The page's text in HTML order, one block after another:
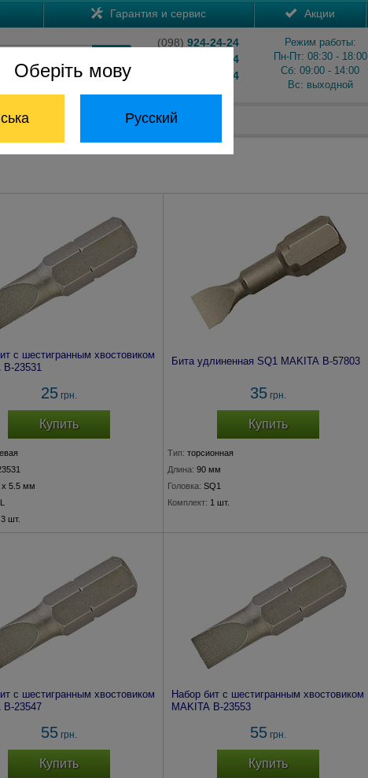
Оберіть мову
Русский
Гарантия и сервис Акции
(098) 924-24-24
204-24-24
824-24-24
Режим работы:
Пн-Пт: 08:30 - 18:00
Сб: 09:00 - 14:00
Вс: выходной
запчастей: (068) 824-24-24
с шестигранным хвостовиком
B-23531
25грн.
Купить
x 5.5 мм
3 шт.
Бита удлиненная SQ1 MAKITA B-57803
35грн.
Купить
Тип: торсионная
Длина: 90 мм
Головка: SQ1
Комплект: 1 шт.
с шестигранным хвостовиком
B-23547
55грн.
Купить
Набор бит с шестигранным хвостовиком
MAKITA B-23553
55грн.
Купить